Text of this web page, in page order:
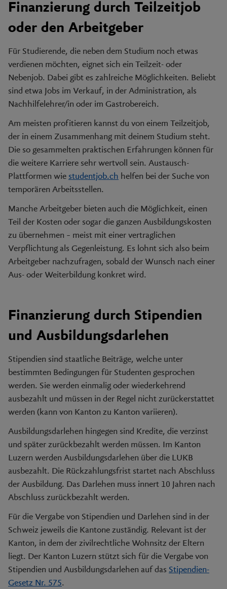
Finanzierung durch Teilzeitjob
oder den Arbeitgeber
Für Studierende, die neben dem Studium noch etwas
verdienen möchten, eignet sich ein Teilzeit- oder
Nebenjob. Dabei gibt es zahlreiche Möglichkeiten. Beliebt
sind etwa Jobs im Verkauf, in der Administration, als
Nachhilfelehrer/in oder im Gastrobereich.
Am meisten profitieren kannst du von einem Teilzeitjob,
der in einem Zusammenhang mit deinem Studium steht.
Die so gesammelten praktischen Erfahrungen können für
die weitere Karriere sehr wertvoll sein. Austausch-
Plattformen wie studentjob.ch helfen bei der Suche von
temporären Arbeitsstellen.
Manche Arbeitgeber bieten auch die Möglichkeit, einen
Teil der Kosten oder sogar die ganzen Ausbildungskosten
zu übernehmen – meist mit einer vertraglichen
Verpflichtung als Gegenleistung. Es lohnt sich also beim
Arbeitgeber nachzufragen, sobald der Wunsch nach einer
Aus- oder Weiterbildung konkret wird.
Finanzierung durch Stipendien
und Ausbildungsdarlehen
Stipendien sind staatliche Beiträge, welche unter
bestimmten Bedingungen für Studenten gesprochen
werden. Sie werden einmalig oder wiederkehrend
ausbezahlt und müssen in der Regel nicht zurückerstattet
werden (kann von Kanton zu Kanton variieren).
Ausbildungsdarlehen hingegen sind Kredite, die verzinst
und später zurückbezahlt werden müssen. Im Kanton
Luzern werden Ausbildungsdarlehen über die LUKB
ausbezahlt. Die Rückzahlungsfrist startet nach Abschluss
der Ausbildung. Das Darlehen muss innert 10 Jahren nach
Abschluss zurückbezahlt werden.
Für die Vergabe von Stipendien und Darlehen sind in der
Schweiz jeweils die Kantone zuständig. Relevant ist der
Kanton, in dem der zivilrechtliche Wohnsitz der Eltern
liegt. Der Kanton Luzern stützt sich für die Vergabe von
Stipendien und Ausbildungsdarlehen auf das Stipendien-
Gesetz Nr. 575.